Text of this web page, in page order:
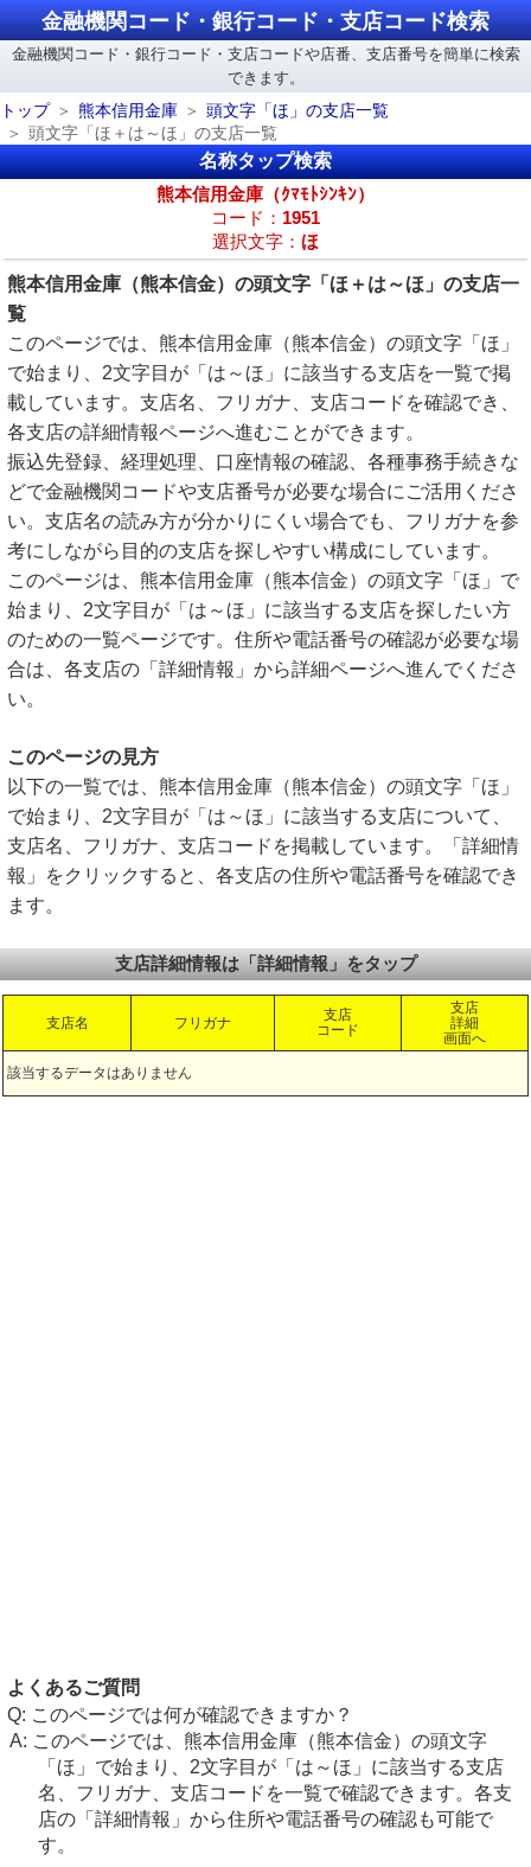
金融機関コード・銀行コード・支店コード検索
金融機関コード・銀行コード・支店コードや店番、支店番号を簡単に検索
できます。
トップ
熊本信用金庫
頭文字「ほ」の支店一覧
頭文字「ほ＋は～ほ」の支店一覧
名称タップ検索
熊本信用金庫（ｸﾏﾓﾄｼﾝｷﾝ）
コード： 1951
選択文字： ほ
熊本信用金庫（熊本信金）の頭文字「ほ＋は～ほ」の支店一
覧
このページでは、熊本信用金庫（熊本信金）の頭文字「ほ」
で始まり、2文字目が「は～ほ」に該当する支店を一覧で掲
載しています。支店名、フリガナ、支店コードを確認でき、
各支店の詳細情報ページへ進むことができます。
振込先登録、経理処理、口座情報の確認、各種事務手続きな
どで金融機関コードや支店番号が必要な場合にご活用くださ
い。支店名の読み方が分かりにくい場合でも、フリガナを参
考にしながら目的の支店を探しやすい構成にしています。
このページは、熊本信用金庫（熊本信金）の頭文字「ほ」で
始まり、2文字目が「は～ほ」に該当する支店を探したい方
のための一覧ページです。住所や電話番号の確認が必要な場
合は、各支店の「詳細情報」から詳細ページへ進んでくださ
い。
このページの見方
以下の一覧では、熊本信用金庫（熊本信金）の頭文字「ほ」
で始まり、2文字目が「は～ほ」に該当する支店について、
支店名、フリガナ、支店コードを掲載しています。「詳細情
報」をクリックすると、各支店の住所や電話番号を確認でき
ます。
支店詳細情報は「詳細情報」をタップ
支店名 フリガナ
支店
コード
支店
詳細
画面へ
該当するデータはありません
よくあるご質問
このページでは何が確認できますか？
このページでは、熊本信用金庫（熊本信金）の頭文字
「ほ」で始まり、2文字目が「は～ほ」に該当する支店
名、フリガナ、支店コードを一覧で確認できます。各支
店の「詳細情報」から住所や電話番号の確認も可能で
す。